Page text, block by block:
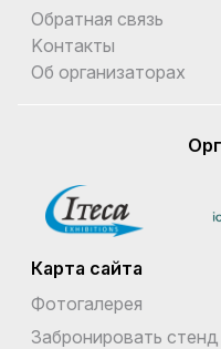
Обратная связь
Kонтакты
Об организаторах
Карта сайта
Фотогалерея
Забронировать стенд